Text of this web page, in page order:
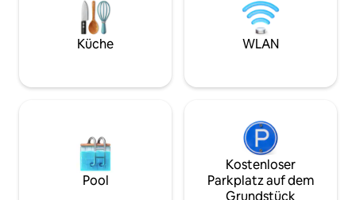
treten, ist dies der ideale Rückzugsort,
um sich von der Routine zu entspannen,
Momente der Ruhe zu genießen und
von einer
für diejenigen,
möchten. Wir
Küche WLAN
Pool
Kostenloser
Parkplatz auf dem
Grundstück